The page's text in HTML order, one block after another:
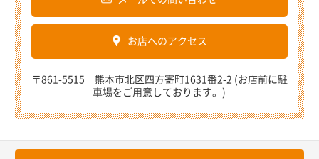
お店へのアクセス
〒861-5515 熊本市北区四方寄町1631番2-2 (お店前に駐
車場をご用意しております。)